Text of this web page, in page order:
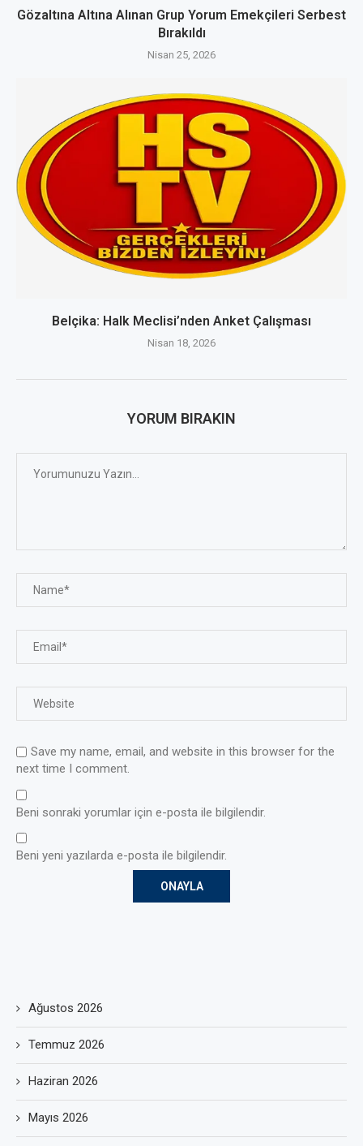
Gözaltına Altına Alınan Grup Yorum Emekçileri Serbest
Bırakıldı
Nisan 25, 2026
Belçika: Halk Meclisi’nden Anket Çalışması
Nisan 18, 2026
YORUM BIRAKIN
Save my name, email, and website in this browser for the
next time I comment.
Beni sonraki yorumlar için e-posta ile bilgilendir.
Beni yeni yazılarda e-posta ile bilgilendir.
Ağustos 2026
Temmuz 2026
Haziran 2026
Mayıs 2026